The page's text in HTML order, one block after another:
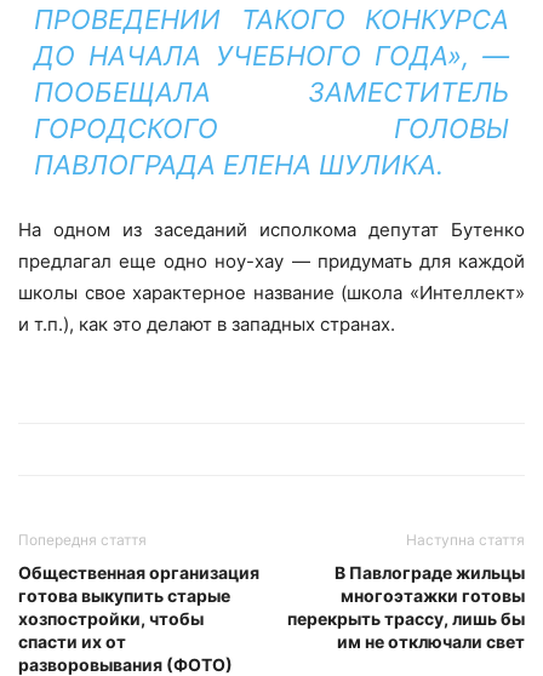
ПРОВЕДЕНИИ ТАКОГО КОНКУРСА
ДО НАЧАЛА УЧЕБНОГО ГОДА», —
ПООБЕЩАЛА ЗАМЕСТИТЕЛЬ
ГОРОДСКОГО ГОЛОВЫ
ПАВЛОГРАДА ЕЛЕНА ШУЛИКА.
На одном из заседаний исполкома депутат Бутенко
предлагал еще одно ноу-хау — придумать для каждой
школы свое характерное название (школа «Интеллект»
и т.п.), как это делают в западных странах.
Попередня стаття
Общественная организация
готова выкупить старые
хозпостройки, чтобы
спасти их от
разворовывания (ФОТО)
Наступна стаття
В Павлограде жильцы
многоэтажки готовы
перекрыть трассу, лишь бы
им не отключали свет